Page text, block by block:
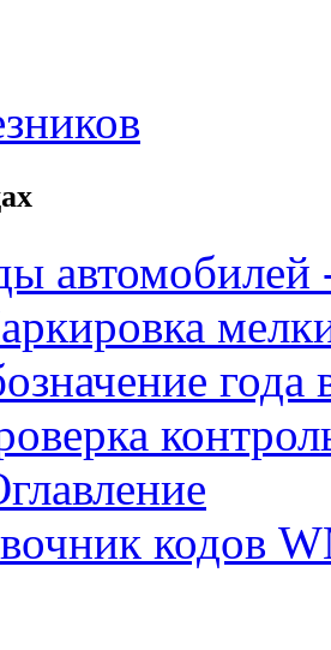
автомобилей
года
кодов